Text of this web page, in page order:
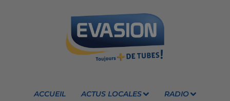
ACCUEIL ACTUS LOCALES RADIO